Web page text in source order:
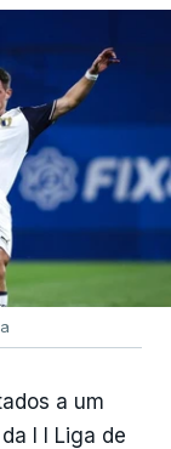
a um
I I Liga de